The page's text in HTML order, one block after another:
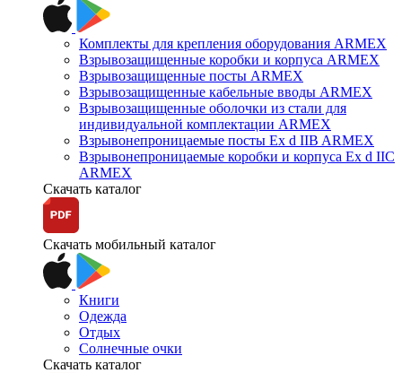
Комплекты для крепления оборудования ARMEX
Взрывозащищенные коробки и корпуса ARMEX
Взрывозащищенные посты ARMEX
Взрывозащищенные кабельные вводы ARMEX
Взрывозащищенные оболочки из стали для
индивидуальной комплектации ARMEX
Взрывонепроницаемые посты Ex d IIB ARMEX
Взрывонепроницаемые коробки и корпуса Ex d IIС
ARMEX
Скачать каталог
Скачать мобильный каталог
Книги
Одежда
Отдых
Солнечные очки
Скачать каталог